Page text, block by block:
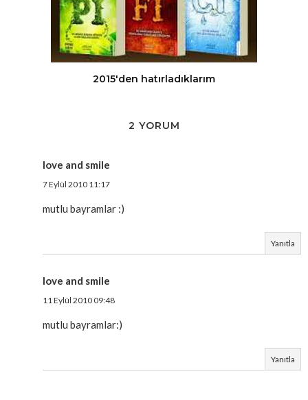
2015'den hatırladıklarım
2 YORUM
love and smile
7 Eylül 2010 11:17
mutlu bayramlar :)
Yanıtla
love and smile
11 Eylül 2010 09:48
mutlu bayramlar:)
Yanıtla